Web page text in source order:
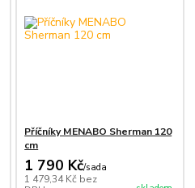
Příčníky MENABO Sherman 120
cm
1 790 Kč/sada
1 479,34 Kč bez